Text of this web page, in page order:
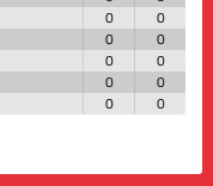
0
0
0
0
0
0
0
0
0 0